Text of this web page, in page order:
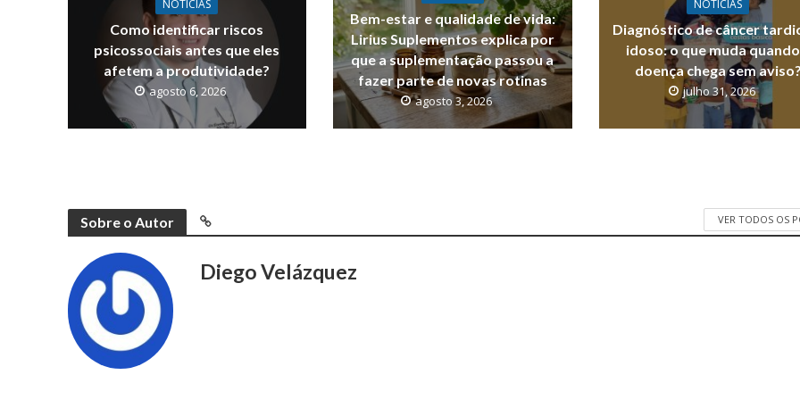
NOTICIAS
Como identificar riscos
psicossociais antes que eles
afetem a produtividade?
agosto 6, 2026
Bem-estar e qualidade de vida:
Lirius Suplementos explica por
que a suplementação passou a
fazer parte de novas rotinas
agosto 3, 2026
NOTICIAS
Diagnóstico de câncer
idoso: o que muda
doença chega sem aviso?
julho 31, 2026
Sobre o Autor VER TODOS OS
Diego Velázquez